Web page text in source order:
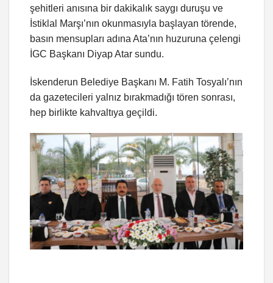
şehitleri anısına bir dakikalık saygı duruşu ve
İstiklal Marşı’nın okunmasıyla başlayan törende,
basın mensupları adına Ata’nın huzuruna çelengi
İGC Başkanı Diyap Atar sundu.
İskenderun Belediye Başkanı M. Fatih Tosyalı’nın
da gazetecileri yalnız bırakmadığı tören sonrası,
hep birlikte kahvaltıya geçildi.